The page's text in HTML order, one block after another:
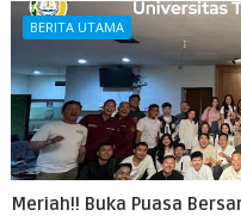
BERITA UTAMA
Meriah!! Buka Puasa